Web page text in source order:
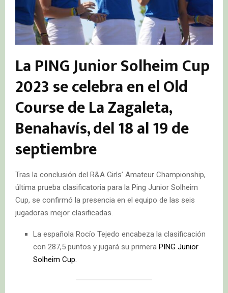
La PING Junior Solheim Cup
2023 se celebra en el Old
Course de La Zagaleta,
Benahavís, del 18 al 19 de
septiembre
Tras la conclusión del R&A Girls’ Amateur Championship,
última prueba clasificatoria para la Ping Junior Solheim
Cup, se confirmó la presencia en el equipo de las seis
jugadoras mejor clasificadas.
La española Rocío Tejedo encabeza la clasificación
con 287,5 puntos y jugará su primera PING Junior
Solheim Cup.